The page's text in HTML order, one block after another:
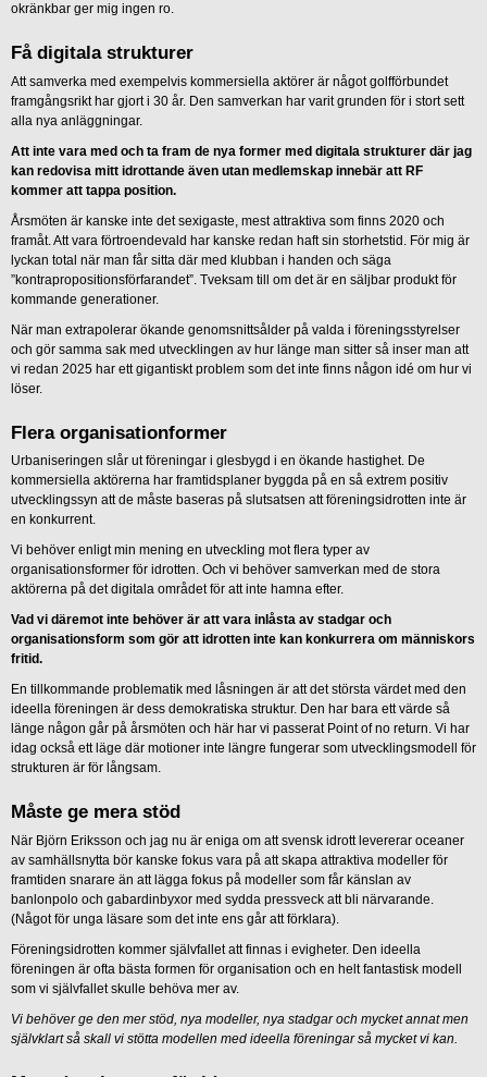
okränkbar ger mig ingen ro.
Få digitala strukturer
Att samverka med exempelvis kommersiella aktörer är något golfförbundet
framgångsrikt har gjort i 30 år. Den samverkan har varit grunden för i stort sett
alla nya anläggningar.
Att inte vara med och ta fram de nya former med digitala strukturer där jag
kan redovisa mitt idrottande även utan medlemskap innebär att RF
kommer att tappa position.
Årsmöten är kanske inte det sexigaste, mest attraktiva som finns 2020 och
framåt. Att vara förtroendevald har kanske redan haft sin storhetstid. För mig är
lyckan total när man får sitta där med klubban i handen och säga
”kontrapropositionsförfarandet”. Tveksam till om det är en säljbar produkt för
kommande generationer.
När man extrapolerar ökande genomsnittsålder på valda i föreningsstyrelser
och gör samma sak med utvecklingen av hur länge man sitter så inser man att
vi redan 2025 har ett gigantiskt problem som det inte finns någon idé om hur vi
löser.
Flera organisationformer
Urbaniseringen slår ut föreningar i glesbygd i en ökande hastighet. De
kommersiella aktörerna har framtidsplaner byggda på en så extrem positiv
utvecklingssyn att de måste baseras på slutsatsen att föreningsidrotten inte är
en konkurrent.
Vi behöver enligt min mening en utveckling mot flera typer av
organisationsformer för idrotten. Och vi behöver samverkan med de stora
aktörerna på det digitala området för att inte hamna efter.
Vad vi däremot inte behöver är att vara inlåsta av stadgar och
organisationsform som gör att idrotten inte kan konkurrera om människors
fritid.
En tillkommande problematik med låsningen är att det största värdet med den
ideella föreningen är dess demokratiska struktur. Den har bara ett värde så
länge någon går på årsmöten och här har vi passerat Point of no return. Vi har
idag också ett läge där motioner inte längre fungerar som utvecklingsmodell för
strukturen är för långsam.
Måste ge mera stöd
När Björn Eriksson och jag nu är eniga om att svensk idrott levererar oceaner
av samhällsnytta bör kanske fokus vara på att skapa attraktiva modeller för
framtiden snarare än att lägga fokus på modeller som får känslan av
banlonpolo och gabardinbyxor med sydda pressveck att bli närvarande.
(Något för unga läsare som det inte ens går att förklara).
Föreningsidrotten kommer självfallet att finnas i evigheter. Den ideella
föreningen är ofta bästa formen för organisation och en helt fantastisk modell
som vi självfallet skulle behöva mer av.
Vi behöver ge den mer stöd, nya modeller, nya stadgar och mycket annat men
självklart så skall vi stötta modellen med ideella föreningar så mycket vi kan.